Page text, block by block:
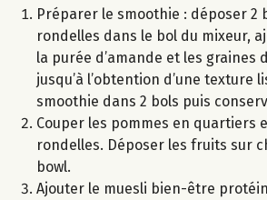
Préparer le smoothie : déposer 2
rondelles dans le bol du mixeur,
la purée d’amande et les graines
jusqu’à l’obtention d’une texture
smoothie dans 2 bols puis
Couper les pommes en quartiers
rondelles. Déposer les fruits sur
bowl.
Ajouter le muesli bien-être